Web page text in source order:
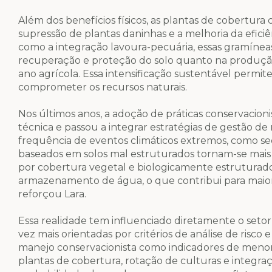
Além dos benefícios físicos, as plantas de
supressão de plantas daninhas e a melhoria da
como a integração lavoura-pecuária, essas
recuperação e proteção do solo quanto na
ano agrícola. Essa intensificação sustentável
comprometer os recursos naturais.
Nos últimos anos, a adoção de práticas
técnica e passou a integrar estratégias de gestão
frequência de eventos climáticos extremos, como
baseados em solos mal estruturados tornam-se
por cobertura vegetal e biologicamente
armazenamento de água, o que contribui para
reforçou Lara.
Essa realidade tem influenciado diretamente o
vez mais orientadas por critérios de análise de
manejo conservacionista como indicadores de
plantas de cobertura, rotação de culturas e